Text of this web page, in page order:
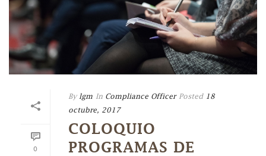
0
By lgm In Compliance Officer Posted 18
octubre, 2017
COLOQUIO
PROGRAMAS DE